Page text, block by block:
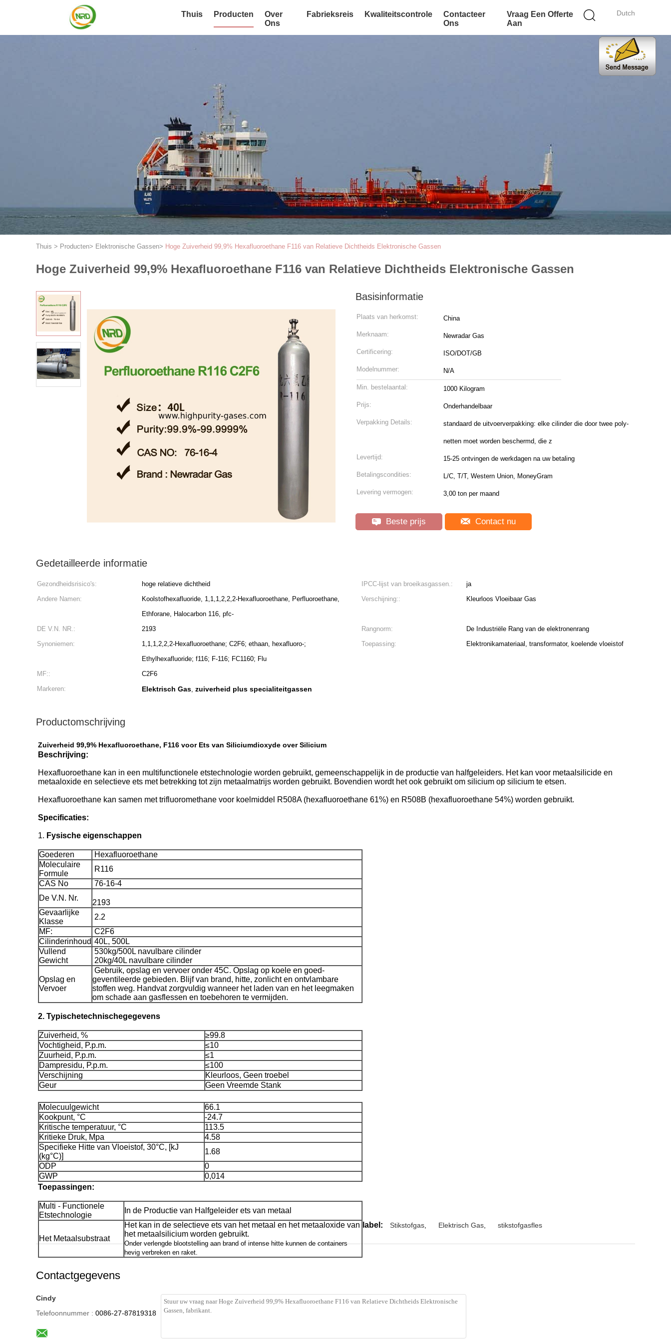
Dutch
Thuis Producten
Over
Ons
Fabrieksreis Kwaliteitscontrole
Contacteer
Ons
Vraag Een Offerte
Aan
Thuis > Producten> Elektronische Gassen> Hoge Zuiverheid 99,9% Hexafluoroethane F116 van Relatieve Dichtheids Elektronische Gassen
Hoge Zuiverheid 99,9% Hexafluoroethane F116 van Relatieve Dichtheids Elektronische Gassen
Basisinformatie
Plaats van herkomst: China
Merknaam: Newradar Gas
Certificering: ISO/DOT/GB
Modelnummer: N/A
Min. bestelaantal: 1000 Kilogram
Prijs: Onderhandelbaar
Verpakking Details: standaard de uitvoerverpakking: elke cilinder die door twee poly-
netten moet worden beschermd, die z
Levertijd: 15-25 ontvingen de werkdagen na uw betaling
Betalingscondities: L/C, T/T, Western Union, MoneyGram
Levering vermogen: 3,00 ton per maand
Beste prijs Contact nu
Gedetailleerde informatie
Gezondheidsrisico's: hoge relatieve dichtheid IPCC-lijst van broeikasgassen.:
ja
Andere Namen:
Koolstofhexafluoride, 1,1,1,2,2,2-Hexafluoroethane, Perfluoroethane,
Ethforane, Halocarbon 116, pfc-
Verschijning:: Kleurloos Vloeibaar Gas
DE V.N. NR.: 2193 Rangnorm:
De Industriële Rang van de elektronenrang
Synoniemen:
1,1,1,2,2,2-Hexafluoroethane; C2F6; ethaan, hexafluoro-;
Ethylhexafluoride; f116; F-116; FC1160; Flu
Toepassing: Elektronikamateriaal, transformator, koelende vloeistof
MF::
C2F6
Markeren:
Elektrisch Gas, zuiverheid plus specialiteitgassen
Productomschrijving
Zuiverheid 99,9% Hexafluoroethane, F116 voor Ets van Siliciumdioxyde over Silicium
Beschrijving:
Hexafluoroethane kan in een multifunctionele etstechnologie worden gebruikt, gemeenschappelijk in de productie van halfgeleiders. Het kan voor metaalsilicide en
metaaloxide en selectieve ets met betrekking tot zijn metaalmatrijs worden gebruikt. Bovendien wordt het ook gebruikt om silicium op silicium te etsen.
Hexafluoroethane kan samen met trifluoromethane voor koelmiddel R508A (hexafluoroethane 61%) en R508B (hexafluoroethane 54%) worden gebruikt.
Specificaties:
1. Fysische eigenschappen
Goederen
Hexafluoroethane
Moleculaire
Formule
R116
CAS No
76-16-4
De V.N. Nr.
2193
Gevaarlijke
Klasse
2.2
MF:
C2F6
Cilinderinhoud 40L, 500L
Vullend
Gewicht
530kg/500L navulbare cilinder
20kg/40L navulbare cilinder
Opslag en
Vervoer
Gebruik, opslag en vervoer onder 45C. Opslag op koele en goed-
geventileerde gebieden. Blijf van brand, hitte, zonlicht en ontvlambare
stoffen weg. Handvat zorgvuldig wanneer het laden van en het leegmaken
om schade aan gasflessen en toebehoren te vermijden.
2. Typischetechnischegegevens
Zuiverheid, %
≥99.8
Vochtigheid, P.p.m.
≤10
Zuurheid, P.p.m.
≤1
Dampresidu, P.p.m.
≤100
Verschijning
Kleurloos, Geen troebel
Geur
Geen Vreemde Stank
Molecuulgewicht
66.1
Kookpunt, °C
-24.7
Kritische temperatuur, °C
113.5
Kritieke Druk, Mpa
4.58
Specifieke Hitte van Vloeistof, 30°C, [kJ
(kg°C)]
1.68
ODP
0
GWP
0,014
Toepassingen:
Multi - Functionele
Etstechnologie
In de Productie van Halfgeleider ets van metaal
Het Metaalsubstraat
Het kan in de selectieve ets van het metaal en het metaaloxide van
het metaalsilicium worden gebruikt.
Onder verlengde blootstelling aan brand of intense hitte kunnen de containers
hevig verbreken en raket.
label: Stikstofgas Elektrisch Gas stikstofgasfles
Contactgegevens
Cindy
Telefoonnummer : 0086-27-87819318